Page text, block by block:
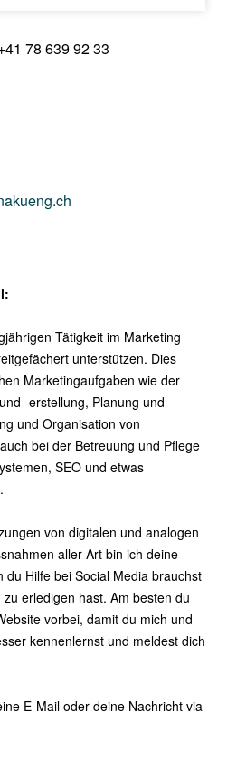
78 639 92 33
Tätigkeit im Marketing
unterstützen. Dies
Marketingaufgaben wie der
-erstellung, Planung und
und Organisation von
bei der Betreuung und Pflege
SEO und etwas
von digitalen und analogen
aller Art bin ich deine
du Hilfe bei Social Media brauchst
erledigen hast. Am besten du
vorbei, damit du mich und
kennenlernst und meldest dich
E-Mail oder deine Nachricht via